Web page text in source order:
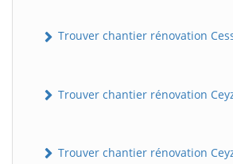
Trouver chantier rénovation
Trouver chantier rénovation
Trouver chantier rénovation